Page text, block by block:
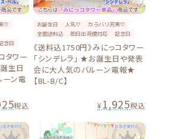
♡
念日
タワー
生日
ーン電
税込
お誕生日 人気♡
カラバリ充実♡
全国送料込
即日出荷便対応 記念日
《送料込1750円》みにっコタワー
「シンデレラ」 ★お誕生日や発表
会に大人気のバルーン電報★
【BL-B/C】
¥1,925税込